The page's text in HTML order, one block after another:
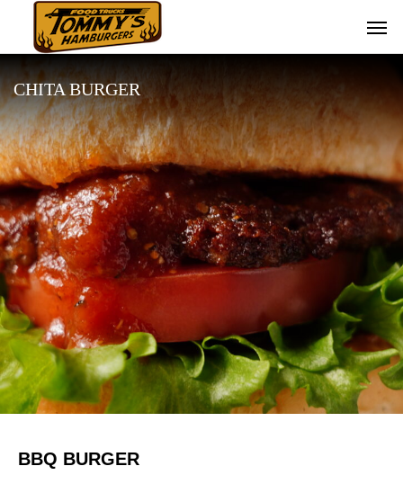
CHITA BURGER
BBQ BURGER